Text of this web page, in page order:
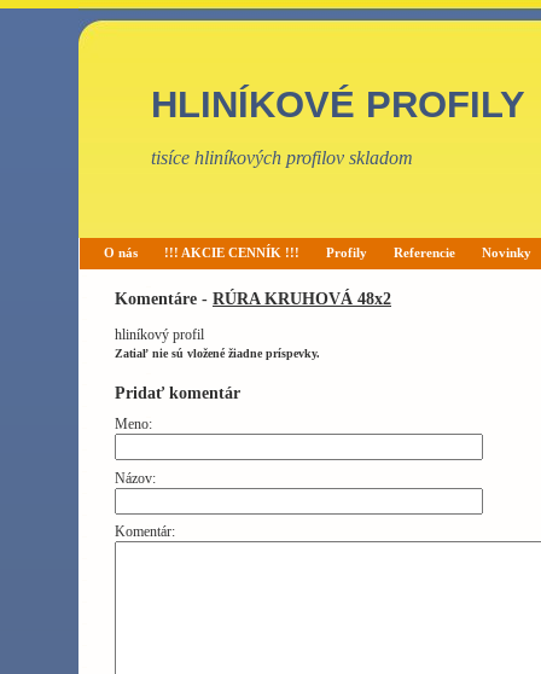
HLINÍKOVÉ PROFILY
tisíce hliníkových profilov skladom
O nás !!! AKCIE CENNÍK !!! Profily Referencie Novinky
Komentáre - RÚRA KRUHOVÁ 48x2
hliníkový profil
Zatiaľ nie sú vložené žiadne príspevky.
Pridať komentár
Meno:
Názov:
Komentár: